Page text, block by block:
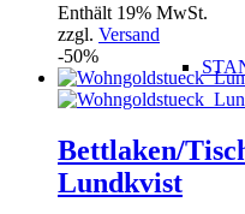
Enthält 19% MwSt.
zzgl. Versand
-50%
Bettlaken/
Lundkvist